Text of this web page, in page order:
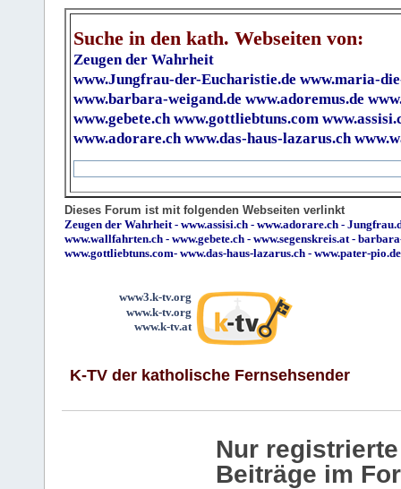
Suche in den kath. Webseiten von:
Zeugen der Wahrheit
www.Jungfrau-der-Eucharistie.de www.maria-
www.barbara-weigand.de www.adoremus.de
www.gebete.ch www.gottliebtuns.com
www.adorare.ch www.das-haus-lazarus.ch
Dieses Forum ist mit folgenden Webseiten verlinkt
Zeugen der Wahrheit - www.assisi.ch - www.adorare.ch -
www.wallfahrten.ch - www.gebete.ch - www.segenskreis.at -
www.gottliebtuns.com- www.das-haus-lazarus.ch - www.pater-pio.de
www3.k-tv.org
www.k-tv.org
www.k-tv.at
K-TV der katholische Fernsehsender
Nur
Beiträge im